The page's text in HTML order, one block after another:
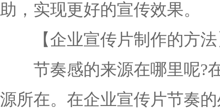
助，实现更好的宣传效果。
【企业宣传片制作的方法
节奏感的来源在哪里呢?在
源所在。在企业宣传片节奏